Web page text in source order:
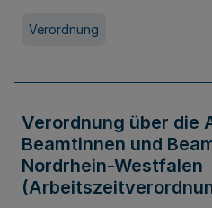
Verordnung
Verordnung über die
Beamtinnen und
Nordrhein-Westfalen